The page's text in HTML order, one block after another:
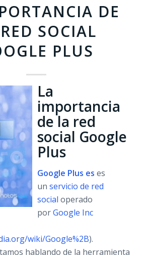
DE
SOCIAL
PLUS
La
importancia
de la red
social Google
Plus
Google Plus es es
un servicio de red
social operado
porGoogle Inc
wiki/Google%2B).
hablando de la herramienta